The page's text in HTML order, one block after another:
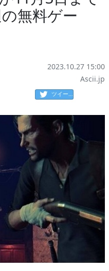
無料ゲー
2023.10.27 15:00
Ascii.jp
ツイート